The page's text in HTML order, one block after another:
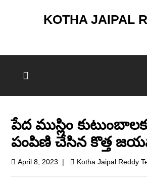
KOTHA JAIPAL
పేద ముస్లిం
పంపిణి చేసిన కొత్త
April 8, 2023 | Kotha Jaipal Reddy